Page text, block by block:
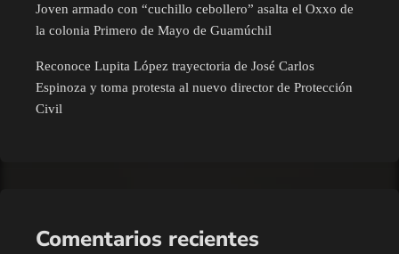
Joven armado con “cuchillo cebollero” asalta el Oxxo de
la colonia Primero de Mayo de Guamúchil
Reconoce Lupita López trayectoria de José Carlos
Espinoza y toma protesta al nuevo director de Protección
Civil
Comentarios recientes